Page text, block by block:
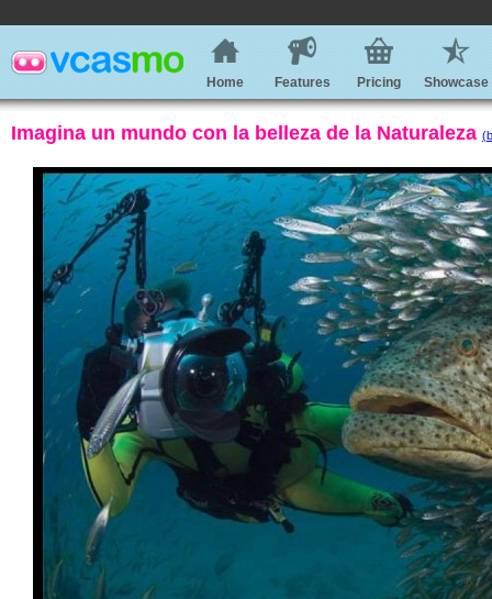
Home Features Pricing Showcase
Imagina un mundo con la belleza de la Naturaleza